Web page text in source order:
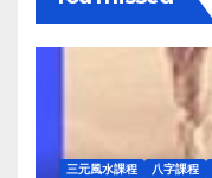
三元風水課程 八字課程